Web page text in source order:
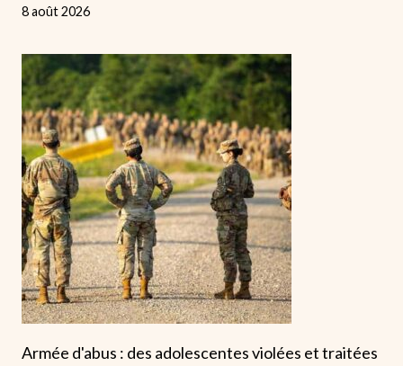
8 août 2026
Armée d'abus : des adolescentes violées et traitées